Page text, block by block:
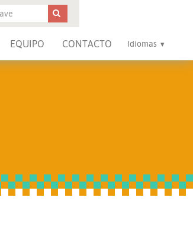
EQUIPO CONTACTO Idiomas